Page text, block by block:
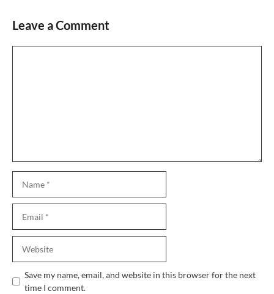
Leave a Comment
Save my name, email, and website in this browser for the next
time I comment.